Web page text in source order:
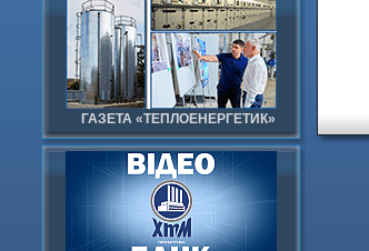
ГАЗЕТА «ТЕПЛОЕНЕРГЕТИК»